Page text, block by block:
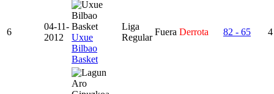
6
04-11-
2012
Uxue
Bilbao
Basket
Liga
Regular
Fuera Derrota 82 - 65